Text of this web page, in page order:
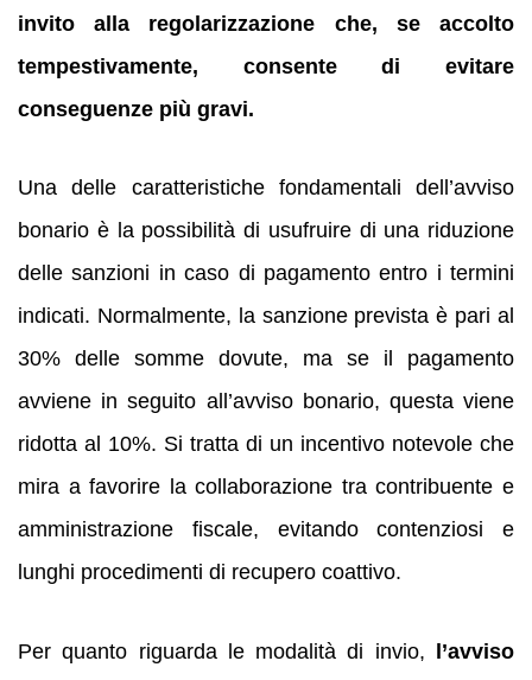
invito alla regolarizzazione che, se accolto
tempestivamente, consente di evitare
conseguenze più gravi.
Una delle caratteristiche fondamentali dell’avviso
bonario è la possibilità di usufruire di una riduzione
delle sanzioni in caso di pagamento entro i termini
indicati. Normalmente, la sanzione prevista è pari al
30% delle somme dovute, ma se il pagamento
avviene in seguito all’avviso bonario, questa viene
ridotta al 10%. Si tratta di un incentivo notevole che
mira a favorire la collaborazione tra contribuente e
amministrazione fiscale, evitando contenziosi e
lunghi procedimenti di recupero coattivo.
Per quanto riguarda le modalità di invio, l’avviso